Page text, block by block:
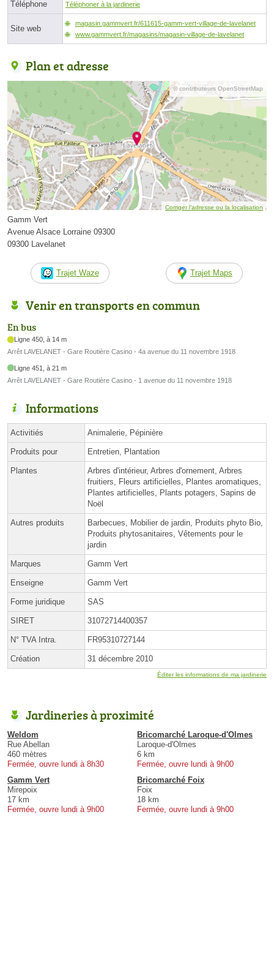
Téléphone Téléphoner à la jardinerie
Site web
magasin.gammvert.fr/611615-gamm-vert-village-de-lavelanet
www.gammvert.fr/magasins/magasin-village-de-lavelanet
Plan et adresse
© contributeurs OpenStreetMap
Corriger l’adresse ou la localisation
Gamm Vert
Avenue Alsace Lorraine 09300
09300 Lavelanet
Trajet Waze Trajet Maps
Venir en transports en commun
En bus
Ligne 450, à 14 m
Arrêt LAVELANET - Gare Routière Casino - 4a avenue du 11 novembre 1918
Ligne 451, à 21 m
Arrêt LAVELANET - Gare Routière Casino - 1 avenue du 11 novembre 1918
Informations
Activitiés Animalerie, Pépinière
Produits pour Entretien, Plantation
Plantes
Arbres d'intérieur, Arbres d'ornement, Arbres
fruitiers, Fleurs artificielles, Plantes aromatiques,
Plantes artificielles, Plants potagers, Sapins de
Noël
Autres produits
Barbecues, Mobilier de jardin, Produits phyto Bio,
Produits phytosanitaires, Vêtements pour le
jardin
Marques Gamm Vert
Enseigne Gamm Vert
Forme juridique SAS
SIRET 31072714400357
N° TVA Intra. FR95310727144
Création 31 décembre 2010
Éditer les informations de ma jardinerie
Jardineries à proximité
Weldom
Rue Abellan
460 mètres
Fermée, ouvre lundi à 8h30
Bricomarché Laroque-d'Olmes
Laroque-d'Olmes
6 km
Fermée, ouvre lundi à 9h00
Gamm Vert
Mirepoix
17 km
Fermée, ouvre lundi à 9h00
Bricomarché Foix
Foix
18 km
Fermée, ouvre lundi à 9h00